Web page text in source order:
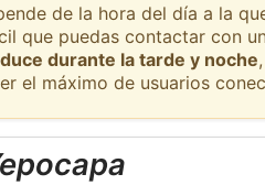
de la hora del día a la
que puedas contactar con
durante la tarde y noche
el máximo de usuarios